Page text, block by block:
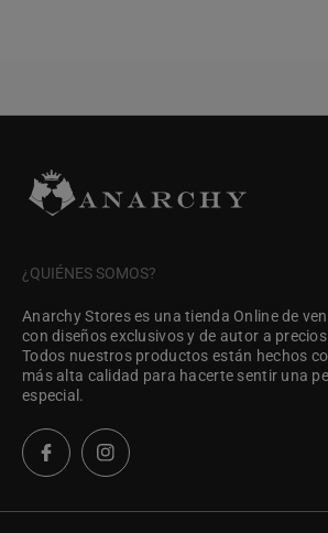
¿QUIÉNES SOMOS?
Anarchy Stores es una tienda Online de
con diseños exclusivos y de autor a
Todos nuestros productos están hechos
más alta calidad para hacerte sentir una
especial.